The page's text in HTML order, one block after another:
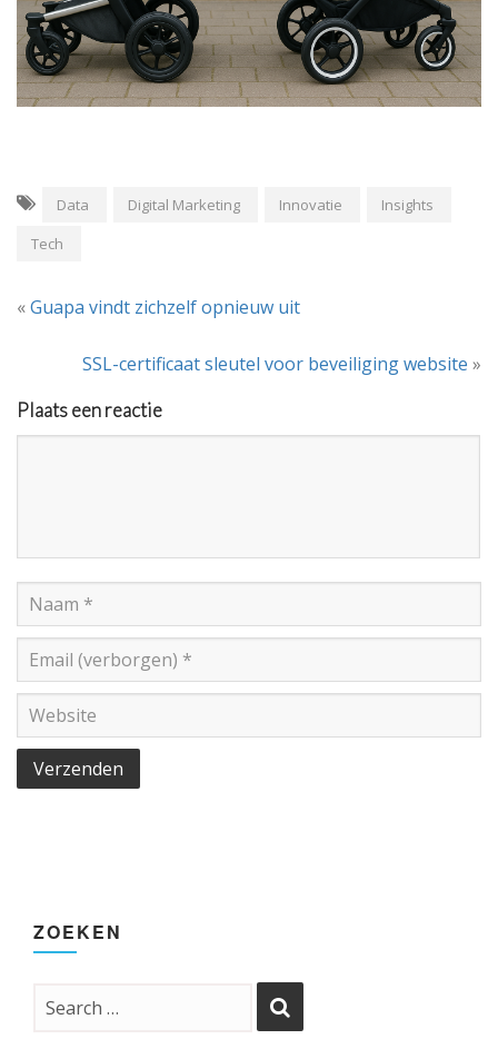
Data Digital Marketing Innovatie
Insights
Tech
«Guapa vindt zichzelf opnieuw uit
SSL-certificaat sleutel voor beveiliging website »
Plaats een reactie
ZOEKEN